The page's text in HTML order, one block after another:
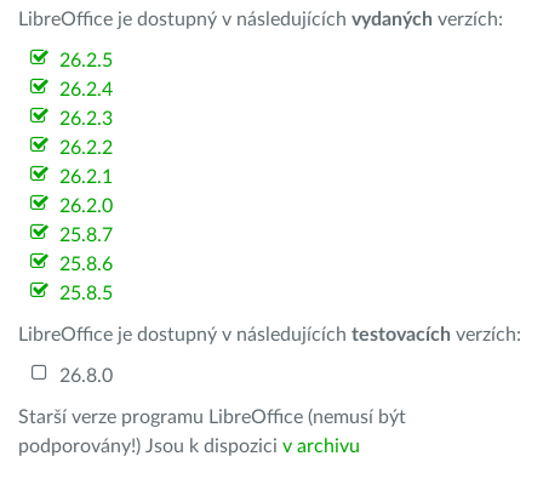
LibreOffice je dostupný v následujících vydaných verzích:
26.2.5
26.2.4
26.2.3
26.2.2
26.2.1
26.2.0
25.8.7
25.8.6
25.8.5
LibreOffice je dostupný v následujících testovacích verzích:
26.8.0
Starší verze programu LibreOffice (nemusí být
podporovány!) Jsou k dispozici v archivu